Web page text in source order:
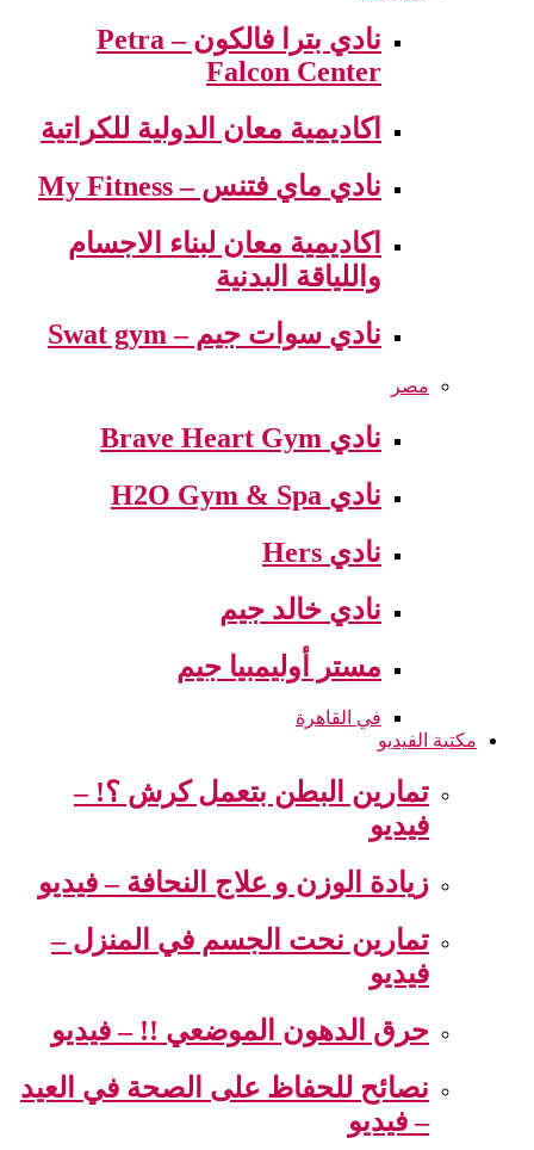
نادي بترا فالكون – Petra
Falcon Center
اكاديمية معان الدولية للكراتية
نادي ماي فتنس – My Fitness
اكاديمية معان لبناء الاجسام
واللياقة البدنية
نادي سوات جيم – Swat gym
مصر
نادي Brave Heart Gym
نادي H2O Gym & Spa
نادي Hers
نادي خالد جيم
مستر أوليمبيا جيم
في القاهرة
مكتبة الفيديو
تمارين البطن بتعمل كرش ؟! –
فيديو
زيادة الوزن و علاج النحافة – فيديو
تمارين نحت الجسم في المنزل –
فيديو
حرق الدهون الموضعي !! – فيديو
نصائح للحفاظ على الصحة في العيد
– فيديو